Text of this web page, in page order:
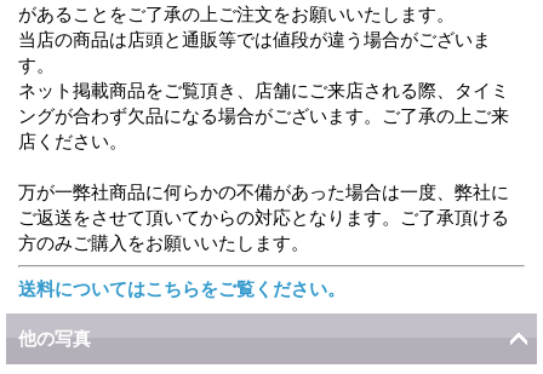
があることをご了承の上ご注文をお願いいたします。
当店の商品は店頭と通販等では値段が違う場合がございま
す。
ネット掲載商品をご覧頂き、店舗にご来店される際、タイミ
ングが合わず欠品になる場合がございます。ご了承の上ご来
店ください。
万が一弊社商品に何らかの不備があった場合は一度、弊社に
ご返送をさせて頂いてからの対応となります。ご了承頂ける
方のみご購入をお願いいたします。
送料についてはこちらをご覧ください。
他の写真